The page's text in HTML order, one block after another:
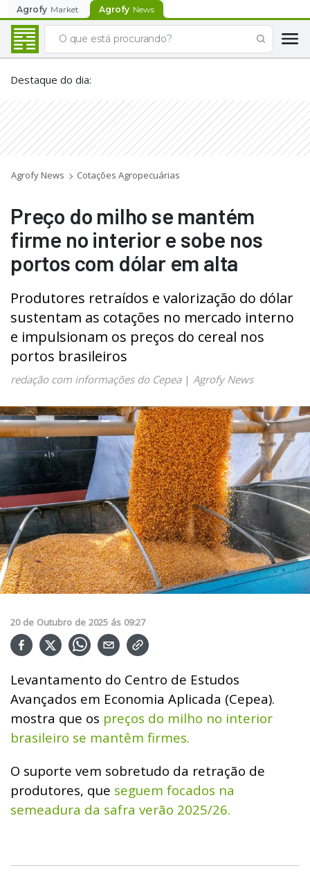
Agrofy Market Agrofy News
Destaque do dia:
Agrofy News Cotações Agropecuárias
Preço do milho se mantém
firme no interior e sobe nos
portos com dólar em alta
Produtores retraídos e valorização do dólar
sustentam as cotações no mercado interno
e impulsionam os preços do cereal nos
portos brasileiros
redação com informações do Cepea| Agrofy News
20 de Outubro de 2025 ás 09:27
Levantamento do Centro de Estudos
Avançados em Economia Aplicada (Cepea).
mostra que os preços do milho no interior
brasileiro se mantêm firmes.
O suporte vem sobretudo da retração de
produtores, que seguem focados na
semeadura da safra verão 2025/26.